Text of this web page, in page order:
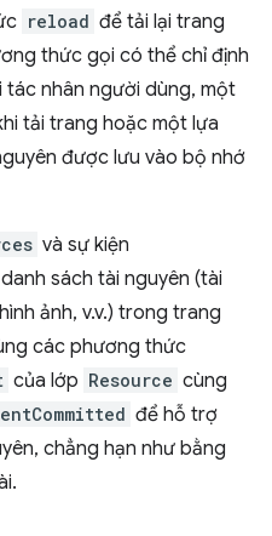
reload để tải lại trang
thức gọi có thể chỉ định
nhân người dùng, một
tải trang hoặc một lựa
được lưu vào bộ nhớ
và sự kiện
sách tài nguyên (tài
ảnh, v.v.) trong trang
các phương thức
của lớp Resource cùng
để hỗ trợ
chẳng hạn như bằng